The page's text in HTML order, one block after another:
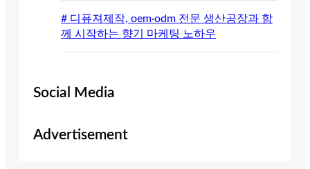
# 디퓨져제작, oem·odm 전문 생산공장과 함
께 시작하는 향기 마케팅 노하우
Social Media
Advertisement